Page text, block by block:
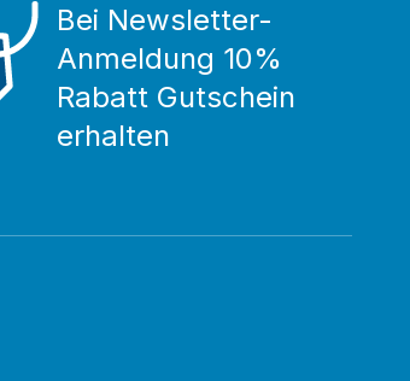
Bei Newsletter-
Anmeldung 10%
Rabatt Gutschein
erhalten